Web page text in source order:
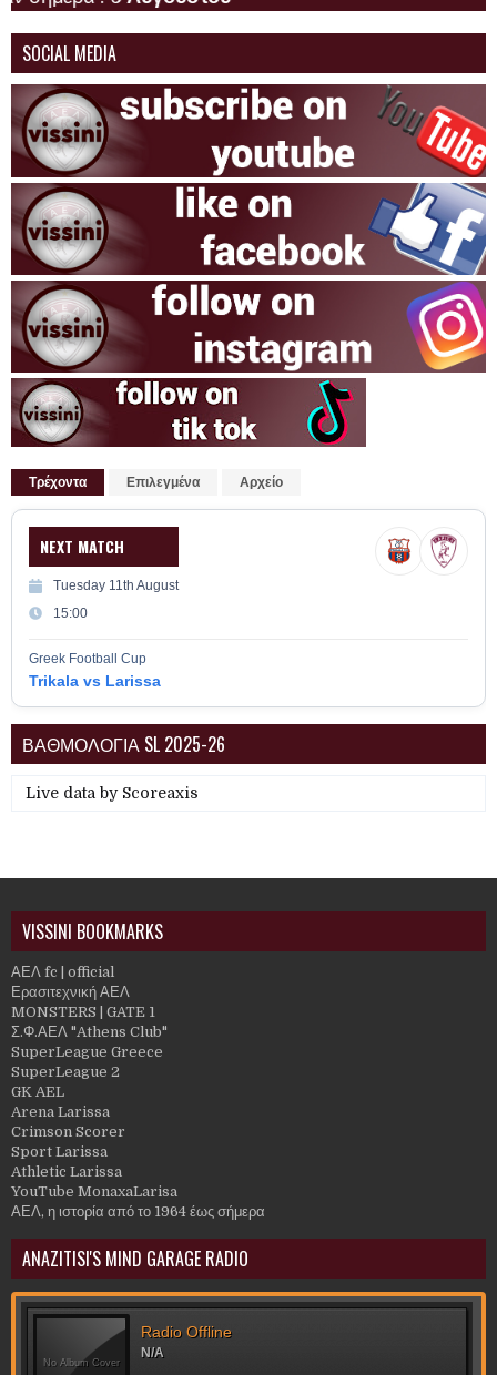
SOCIAL MEDIA
Τρέχοντα Επιλεγμένα Αρχείο
NEXT MATCH
Tuesday 11th August
15:00
Greek Football Cup
Trikala vs Larissa
ΒΑΘΜΟΛΟΓΙΑ SL 2025-26
Live data by Scoreaxis
VISSINI BOOKMARKS
ΑΕΛ fc | official
Ερασιτεχνική ΑΕΛ
MONSTERS | GATE 1
Σ.Φ.ΑΕΛ "Athens Club"
SuperLeague Greece
SuperLeague 2
GK AEL
Arena Larissa
Crimson Scorer
Sport Larissa
Athletic Larissa
YouTube MonaxaLarisa
ΑΕΛ, η ιστορία από το 1964 έως σήμερα
ANAZITISI'S MIND GARAGE RADIO